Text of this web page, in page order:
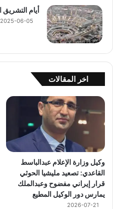
أيام التشريق
2025-06-05
اخر المقالات
وكيل وزارة الإعلام عبدالباسط
القاعدي: تصعيد مليشيا الحوثي
قرار إيراني مفضوح وعبدالملك
يمارس دور الوكيل المطيع
2026-07-21